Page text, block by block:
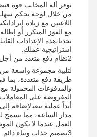
توفر آلة المخالب قوة
من خلال لوحة تحكم
اللاعبين مع زيادة
مع الفوز المتكرر أو
تحديا،هذه الإعدادات
استراتيجية عملك.
2نظام دفع متعدد من أجل الراحة
لتلبية مجموعة واسعة من
طريقة دفع متعددة، بما
المفروضة على
أبداً عملية بيعبالإضافة
مدار الساعة، مما يسمح
العمل عندما لا يكون
3تصميم جذاب وبناء دائم